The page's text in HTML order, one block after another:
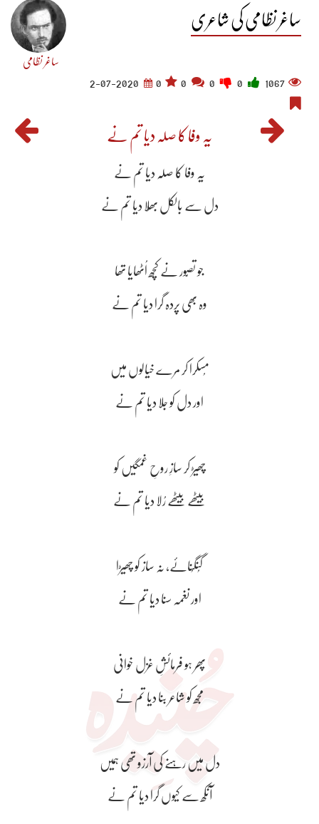
ساغر نظامی کی شاعری
ساغر نظامی
1067
0
2-07-2020
یہ وفا کا صلہ دیا تم نے
یہ وفا کا صلہ دیا تم نے
دل سے بالکل بھُلا دیا تم نے
جو تصّور نے کچھ اُٹھایا تھا
وہ بھی پردہ گرا دیا تم نے
مُسکرا کر مرے خیالوں میں
اور دل کو جلا دیا تم نے
چھیڑ کر سازِ روحِ غمگیں کو
بیٹھے بیٹھے رُلا دیا تم نے
گُنگُنائے، نہ ساز کو چھیڑا
اور نغمہ سنا دیا تم نے
پھر ہو فرمائشِ غزل خوانی
مجھ کو شاعر بنا دیا تم نے
دل میں رہنے کی آرزو تھی ہمیں
آنکھ سے کیوں گرا دیا تم نے